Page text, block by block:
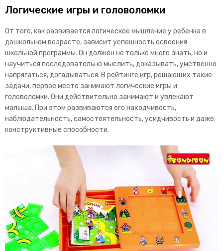
Логические игры и головоломки
От того, как развивается логическое мышление у ребенка в
дошкольном возрасте, зависит успешность освоения
школьной программы. Он должен не только много знать, но и
научиться последовательно мыслить, доказывать, умственно
напрягаться, догадываться. В рейтинге игр, решающих такие
задачи, первое место занимают логические игры и
головоломки. Они действительно занимают и увлекают
малыша. При этом развиваются его находчивость,
наблюдательность, самостоятельность, усидчивость и даже
конструктивные способности.